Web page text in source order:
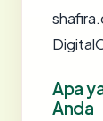
Apa
Anda